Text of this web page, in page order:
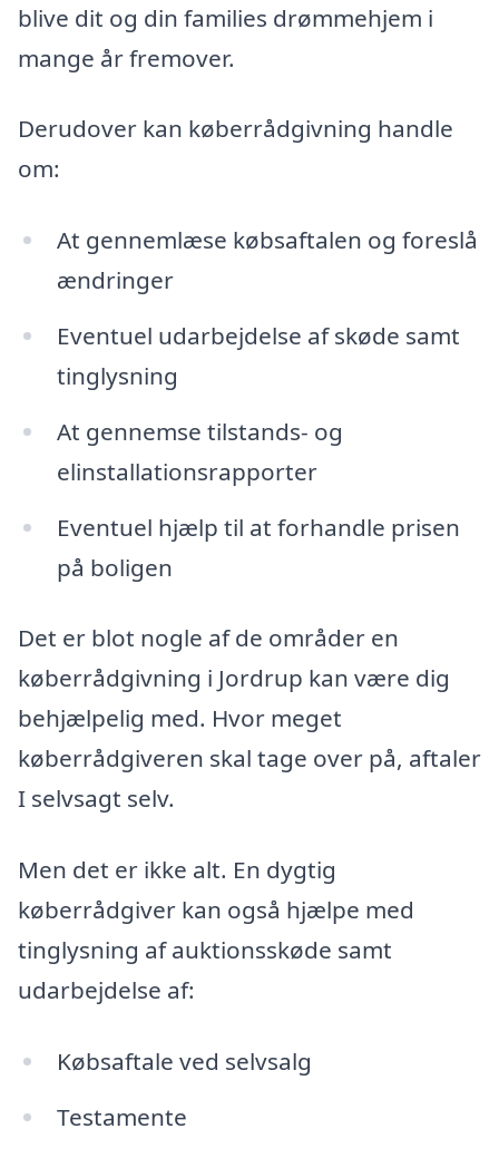
blive dit og din families drømmehjem i
mange år fremover.
Derudover kan køberrådgivning handle
om:
At gennemlæse købsaftalen og foreslå
ændringer
Eventuel udarbejdelse af skøde samt
tinglysning
At gennemse tilstands- og
elinstallationsrapporter
Eventuel hjælp til at forhandle prisen
på boligen
Det er blot nogle af de områder en
køberrådgivning i Jordrup kan være dig
behjælpelig med. Hvor meget
køberrådgiveren skal tage over på, aftaler
I selvsagt selv.
Men det er ikke alt. En dygtig
køberrådgiver kan også hjælpe med
tinglysning af auktionsskøde samt
udarbejdelse af:
Købsaftale ved selvsalg
Testamente